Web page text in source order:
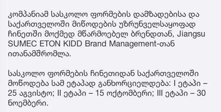
კომპანიამ სასკოლო ფორმების დამზადებისა და
საქართველოში მიწოდების უზრუნველსაყოფად
ჩინეთში მოქმედ მწარმოებელ ბრენდთან, Jiangsu
SUMEC ETON KIDD Brand Management-თან
ითანამშრომლა.
სასკოლო ფორმების ჩინეთიდან საქართველოში
მოწოდება სამ ეტაპად განხორციელდება: I ეტაპი –
25 აგვისტო; II ეტაპი – 15 ოქტომბერი; III ეტაპი – 30
ნოემბერი.